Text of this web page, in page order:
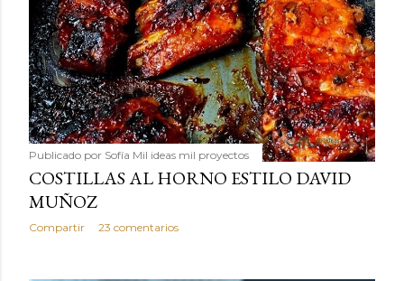
Publicado por Sofía Mil ideas mil proyectos
COSTILLAS AL HORNO ESTILO DAVID
MUÑOZ
Compartir 23 comentarios